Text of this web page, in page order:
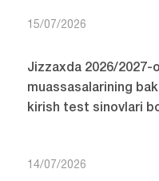
15/07/2026
Jizzaxda 2026/2027-
muassasalarining
kirish test sinovlari
14/07/2026